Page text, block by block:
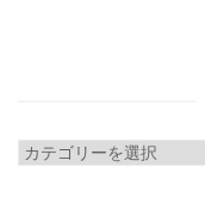
カ